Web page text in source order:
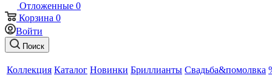
Отложенные 0
Корзина 0
Войти
Поиск
Коллекция Каталог Новинки Бриллианты Свадьба&помолвка